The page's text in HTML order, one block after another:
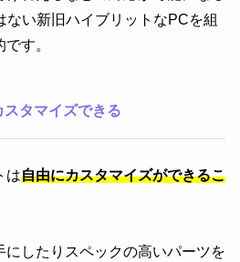
ない新旧ハイブリットなPCを組
す。
タマイズできる
は自由にカスタマイズができるこ
したりスペックの高いパーツを